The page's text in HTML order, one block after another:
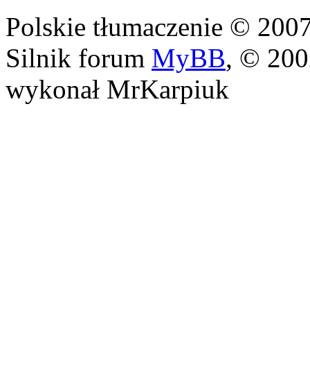
Polskie tłumaczenie ©
Silnik forum MyBB, ©
wykonał MrKarpiuk